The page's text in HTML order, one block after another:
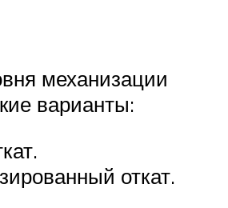
механизации
варианты:
откат.